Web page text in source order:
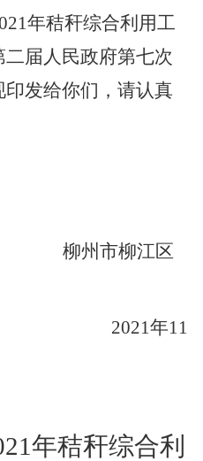
年秸秆综合利用工
二届人民政府第七次
发给你们，请认真
柳州市柳江区
年11
年秸秆综合利